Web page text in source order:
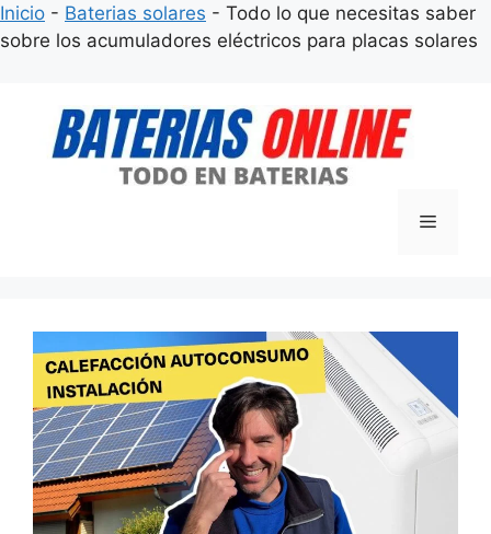
Inicio - Baterias solares - Todo lo que necesitas saber
sobre los acumuladores eléctricos para placas solares
contenido
Menú